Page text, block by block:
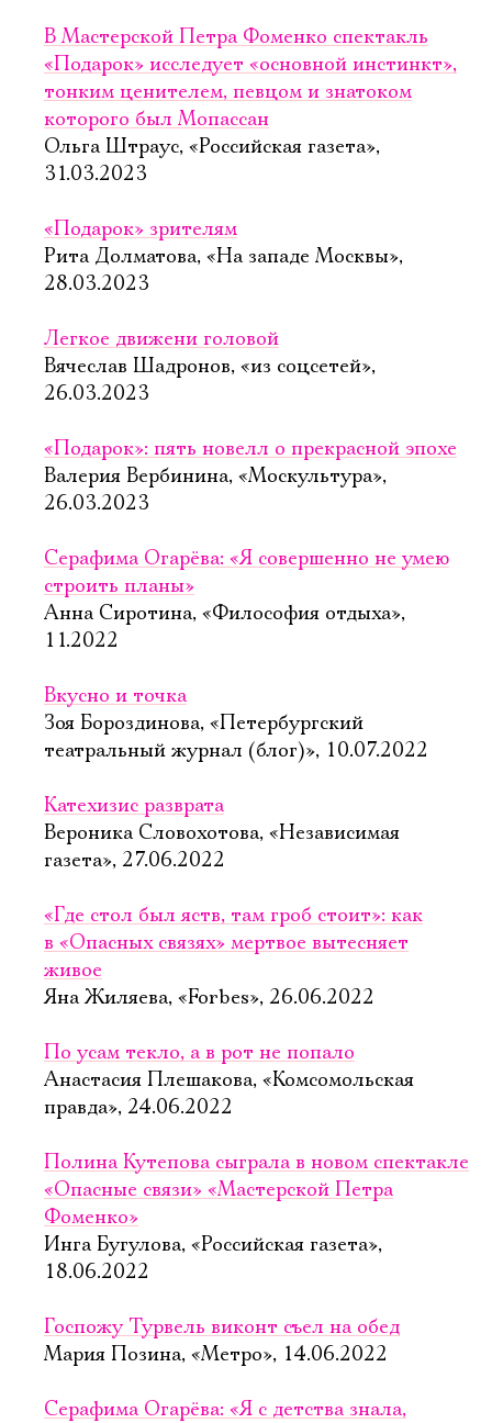
В Мастерской Петра Фоменко спектакль
«Подарок» исследует «основной инстинкт»,
тонким ценителем, певцом и знатоком
которого был Мопассан
Ольга Штраус, «Российская газета»,
31.03.2023
«Подарок» зрителям
Рита Долматова, «На западе Москвы»,
28.03.2023
Легкое движени головой
Вячеслав Шадронов, «из соцсетей»,
26.03.2023
«Подарок»: пять новелл о прекрасной эпохе
Валерия Вербинина, «Москультура»,
26.03.2023
Серафима Огарёва: «Я совершенно не умею
строить планы»
Анна Сиротина, «Философия отдыха»,
11.2022
Вкусно и точка
Зоя Бороздинова, «Петербургский
театральный журнал (блог)», 10.07.2022
Катехизис разврата
Вероника Словохотова, «Независимая
газета», 27.06.2022
«Где стол был яств, там гроб стоит»: как
в «Опасных связях» мертвое вытесняет
живое
Яна Жиляева, «Forbes», 26.06.2022
По усам текло, а в рот не попало
Анастасия Плешакова, «Комсомольская
правда», 24.06.2022
Полина Кутепова сыграла в новом спектакле
«Опасные связи» «Мастерской Петра
Фоменко»
Инга Бугулова, «Российская газета»,
18.06.2022
Госпожу Турвель виконт съел на обед
Мария Позина, «Метро», 14.06.2022
Серафима Огарёва: «Я с детства знала,